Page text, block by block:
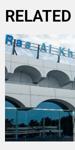
RELATED